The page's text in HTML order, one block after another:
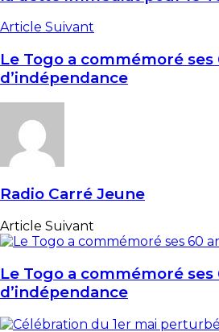
Article Suivant
Le Togo a commémoré ses
d’indépendance
Radio Carré Jeune
Article Suivant
Le Togo a commémoré ses
d’indépendance